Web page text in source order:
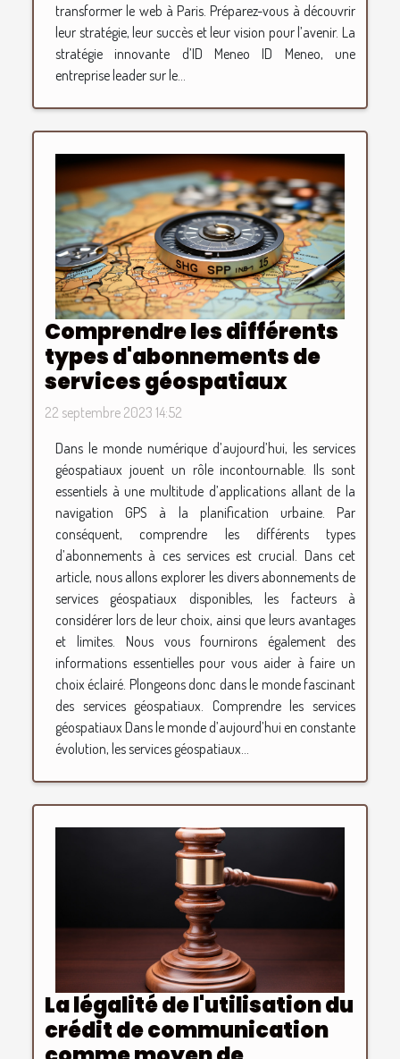
transformer le web à Paris. Préparez-vous à découvrir
leur stratégie, leur succès et leur vision pour l’avenir. La
stratégie innovante d’ID Meneo ID Meneo, une
entreprise leader sur le...
Comprendre les différents
types d'abonnements de
services géospatiaux
22 septembre 2023 14:52
Dans le monde numérique d’aujourd’hui, les services
géospatiaux jouent un rôle incontournable. Ils sont
essentiels à une multitude d’applications allant de la
navigation GPS à la planification urbaine. Par
conséquent, comprendre les différents types
d’abonnements à ces services est crucial. Dans cet
article, nous allons explorer les divers abonnements de
services géospatiaux disponibles, les facteurs à
considérer lors de leur choix, ainsi que leurs avantages
et limites. Nous vous fournirons également des
informations essentielles pour vous aider à faire un
choix éclairé. Plongeons donc dans le monde fascinant
des services géospatiaux. Comprendre les services
géospatiaux Dans le monde d’aujourd’hui en constante
évolution, les services géospatiaux...
La légalité de l'utilisation du
crédit de communication